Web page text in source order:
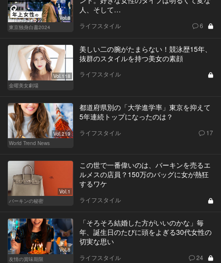
Vol.8
東京独身白書2024
人、そして…
ライフスタイル 6
Vol.118
金曜美女劇場
美しい二の腕がたまらない！競泳歴15年、
抜群のスタイルを持つ美女の素顔
ライフスタイル
Vol.219
World Trend News
都道府県別の「大学進学率」東京を抑えて
5年連続トップになったのは？
ライフスタイル 17
Vol.1
バーキンの秘密
この世で一番偉いのは、バーキンを売るエ
ルメスの店員？150万のバッグに女が熱狂
するワケ
ライフスタイル
Vol.8
友情の賞味期限
「そろそろ結婚した方がいいのかな」毎
年、誕生日のたびに頭をよぎる30代女性の
切実な思い
ライフスタイル 24